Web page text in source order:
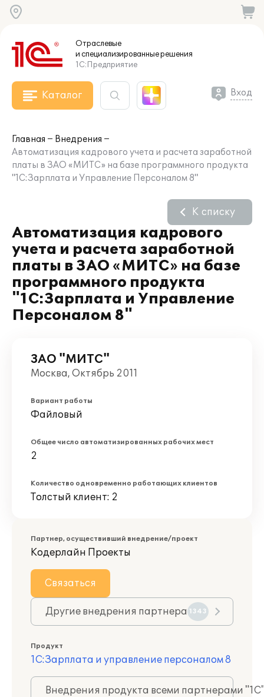
Отраслевые
и специализированныерешения
1С:Предприятие
Каталог Вход
Главная
Внедрения
Автоматизация кадрового учета и расчета заработной
платы в ЗАО «МИТС» на базе программного продукта
"1С:Зарплата и Управление Персоналом 8"
Автоматизация кадрового
учета и расчета заработной
платы в ЗАО «МИТС» на базе
программного продукта
"1С:Зарплата и Управление
Персоналом 8"
К списку
ЗАО "МИТС"
Москва, Октябрь 2011
Вариант работы
Файловый
Общее число автоматизированных рабочих мест
2
Количество одновременно работающих клиентов
Толстый клиент: 2
Партнер, осуществивший внедрение/проект
Кодерлайн Проекты
Связаться
Другие внедрения партнера 1343
Продукт
1С:Зарплата и управление персоналом 8
Внедрения продукта всеми партнерами